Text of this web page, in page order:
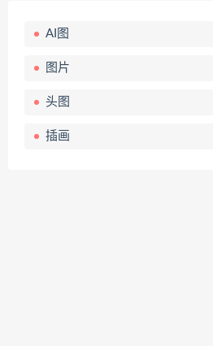
AI图
图片
头图
插画